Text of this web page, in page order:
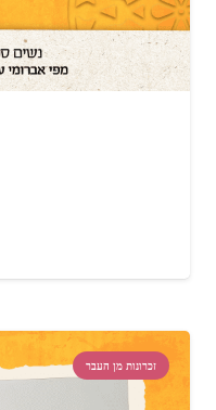
זכרונות מן העבר